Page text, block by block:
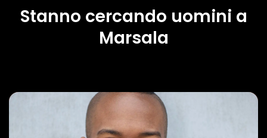
Stanno cercando uomini a
Marsala